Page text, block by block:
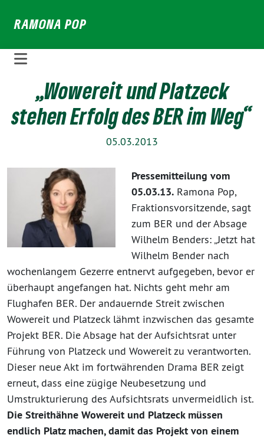
zumRAMONA POP
„Wowereit und Platzeck
stehen Erfolg des BER im Weg“
05.03.2013
Pressemitteilung vom
05.03.13. Ramona Pop,
Fraktionsvorsitzende, sagt
zum BER und der Absage
Wilhelm Benders: „Jetzt hat
Wilhelm Bender nach
wochenlangem Gezerre entnervt aufgegeben, bevor er
überhaupt angefangen hat. Nichts geht mehr am
Flughafen BER. Der andauernde Streit zwischen
Wowereit und Platzeck lähmt inzwischen das gesamte
Projekt BER. Die Absage hat der Aufsichtsrat unter
Führung von Platzeck und Wowereit zu verantworten.
Dieser neue Akt im fortwährenden Drama BER zeigt
erneut, dass eine zügige Neubesetzung und
Umstrukturierung des Aufsichtsrats unvermeidlich ist.
Die Streithähne Wowereit und Platzeck müssen
endlich Platz machen, damit das Projekt von einem